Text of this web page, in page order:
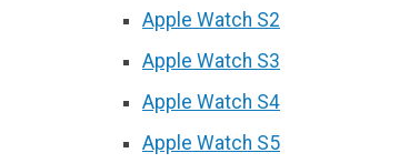
Apple Watch S2
Apple Watch S3
Apple Watch S4
Apple Watch S5